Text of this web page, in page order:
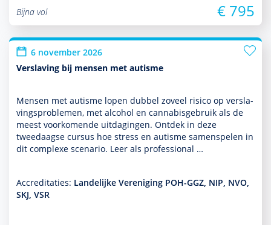
Bijna vol
€ 795
6 november 2026
Verslaving bij mensen met autisme
Mensen met autisme lopen dubbel zoveel risico op ver­sla­
vingspro­ble­men, met alcohol en cannabisgebruik als de
meest voor­komende uitdagingen. Ontdek in deze
tweedaagse cursus hoe stress en autisme samenspelen in
dit complexe scenario. Leer als professional …
Accreditaties: Landelijke Vereniging POH-GGZ, NIP, NVO,
SKJ, VSR